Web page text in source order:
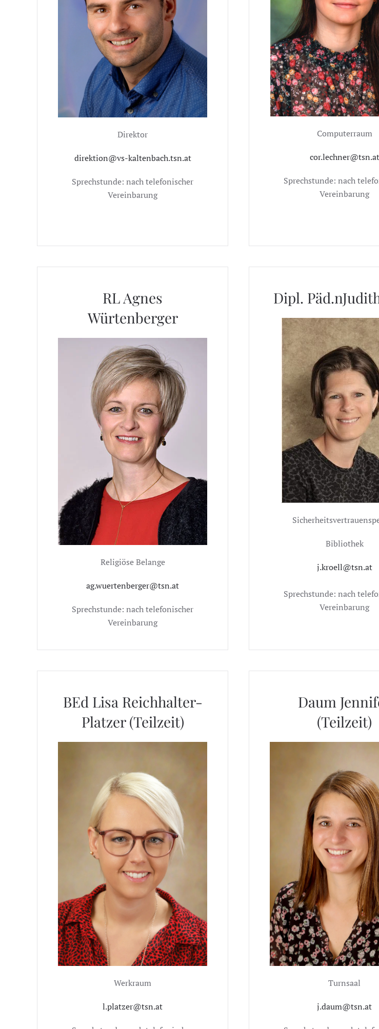
Direktor
direktion@vs-kaltenbach.tsn.at
Sprechstunde: nach telefonischer
Vereinbarung
Computerraum
cor.lechner@tsn.at
Sprechstunde: nach
Vereinbarung
RL Agnes
Würtenberger
Religiöse Belange
ag.wuertenberger@tsn.at
Sprechstunde: nach telefonischer
Vereinbarung
Dipl.
Bibliothek
j.kroell@tsn.at
Sprechstunde: nach
Vereinbarung
BEd Lisa Reichhalter-
Platzer (Teilzeit)
Werkraum
l.platzer@tsn.at
Daum
(Teilzeit)
Turnsaal
j.daum@tsn.at